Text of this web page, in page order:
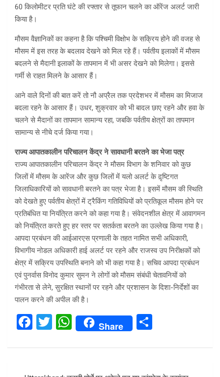
60 किलोमीटर प्रति घंटे की रफ्तार से तूफान चलने का ऑरेंज अलर्ट जारी
किया है।
मौसम वैज्ञानिकों का कहना है कि पश्चिमी विक्षोभ के सक्रिय होने की वजह से
मौसम में इस तरह के बदलाव देखने को मिल रहे हैं। पर्वतीय इलाकों में मौसम
बदलने से मैदानी इलाकों के तापमान में भी असर देखने को मिलेगा। इससे
गर्मी से राहत मिलने के आसार हैं।
आने वाले दिनों की बात करें तो नौ अप्रैल तक प्रदेशभर में मौसम का मिजाज
बदला रहने के आसार हैं। उधर, शुक्रवार को भी बादल छाए रहने और हवा के
चलने से मैदानों का तापमान सामान्य रहा, जबकि पर्वतीय क्षेत्रों का तापमान
सामान्य से नीचे दर्ज किया गया।
राज्य आपातकालीन परिचालन केंद्र ने सावधानी बरतने का भेजा पत्र
राज्य आपातकालीन परिचालन केंद्र ने मौसम विभाग के शनिवार को कुछ
जिलों में मौसम के आरेंज और कुछ जिलों में यलो अलर्ट के द़ृष्टिगत
जिलाधिकारियों को सावधानी बरतने का पत्र भेजा है। इसमें मौसम की स्थिति
को देखते हुए पर्वतीय क्षेत्रों में ट्रैकिंग गतिविधियों को प्रतिकूल मौसम होने पर
प्रतिबंधित या नियंत्रित करने को कहा गया है। संवेदनशील क्षेत्र में आवागमन
को नियंत्रित करते हुए हर स्तर पर सतर्कता बरतने का उल्लेख किया गया है।
आपदा प्रबंधन की आईआरएस प्रणाली के तहत नामित सभी अधिकारी,
विभागीय नोडल अधिकारी हाई अलर्ट पर रहने और राजस्व उप निरीक्षकों को
क्षेत्र में सक्रिय उपस्थिति बनाने को भी कहा गया है। सचिव आपदा प्रबंधन
एवं पुनर्वास विनोद कुमार सुमन ने लोगों को मौसम संबंधी चेतावनियों को
गंभीरता से लेने, सुरक्षित स्थानों पर रहने और प्रशासन के दिशा-निर्देशों का
पालन करने की अपील की है।
F
ce
T
tt
W
h
at
s
Share
ar
e